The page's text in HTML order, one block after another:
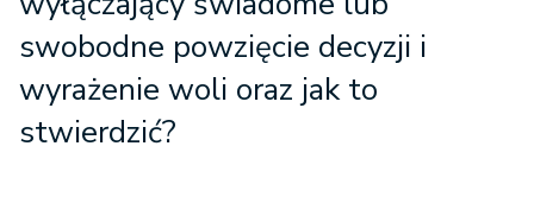
swobodne powzięcie decyzji i
wyrażenie woli oraz jak to
stwierdzić?